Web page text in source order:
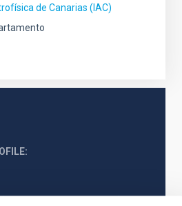
de Canarias (IAC)